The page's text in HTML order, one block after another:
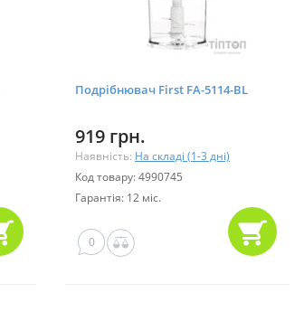
Подрібнювач First FA-5114-BL
919 грн.
Наявність: На складі (1-3 дні)
Код товару: 4990745
Гарантія: 12 міс.
0